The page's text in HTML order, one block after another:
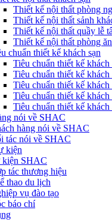
Thiết kế nội thất phòng
Thiết kế nội thất sảnh
Thiết kế nội thất quầy lễ
Thiết kế nội thất phòng
chuẩn thiết kế khách sạn
Tiêu chuẩn thiết kế khách
Tiêu chuẩn thiết kế khách
Tiêu chuẩn thiết kế khách
Tiêu chuẩn thiết kế khách
Tiêu chuẩn thiết kế khách
nói về SHAC
hàng nói về SHAC
tác nói về SHAC
kiện
kiện SHAC
tác thương hiệu
thao du lịch
vụ đào tạo
báo chí